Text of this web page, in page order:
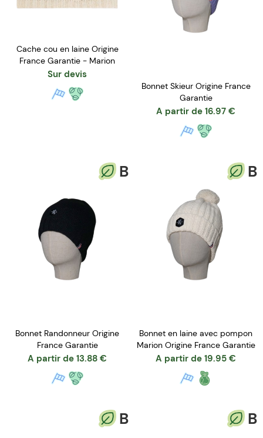
Cache cou en laine Origine
France Garantie - Marion
Sur devis
Bonnet Skieur Origine France
Garantie
A partir de 16.97 €
B
Bonnet Randonneur Origine
France Garantie
A partir de 13.88 €
B
Bonnet en laine avec pompon
Marion Origine France Garantie
A partir de 19.95 €
B B